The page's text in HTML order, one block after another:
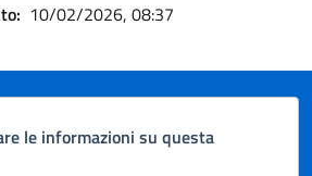
10/02/2026, 08:37
le informazioni su questa